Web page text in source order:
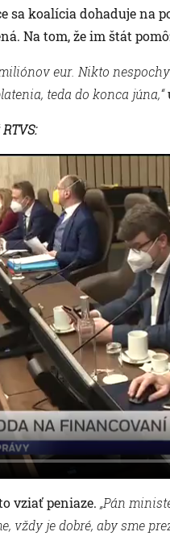
sa koalícia dohaduje na
Na tom, že im štát
miliónov eur. Nikto
teda do konca júna,“
vziať peniaze. „Pán
vždy je dobré, aby sme